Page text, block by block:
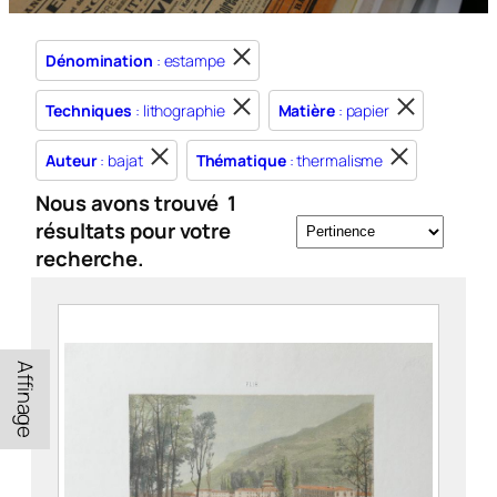
Dénomination : estampe
Techniques : lithographie Matière: papier
Auteur: bajat Thématique: thermalisme
Nous avons trouvé 1
résultats pour votre
recherche.
Affinage